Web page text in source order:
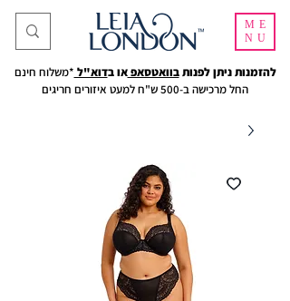
ME
NU
להזמנות ניתן לפנות בוואטסאפאו בדוא"ל *משלוח חינם
החל מרכישה ב-500 ש"ח למעט איזורים חריגים